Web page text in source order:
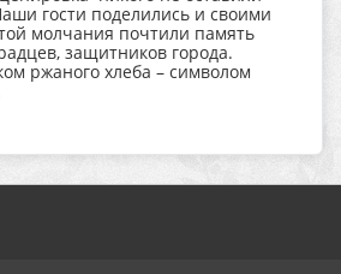
гости поделились и своими
молчания почтили память
защитников города.
ржаного хлеба – символом